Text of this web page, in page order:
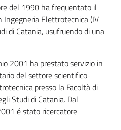
del 1990 ha frequentato il
Ingegneria Elettrotecnica (IV
di Catania, usufruendo di una
2001 ha prestato servizio in
del settore scientifico-
presso la Facoltà di
Studi di Catania. Dal
é stato ricercatore